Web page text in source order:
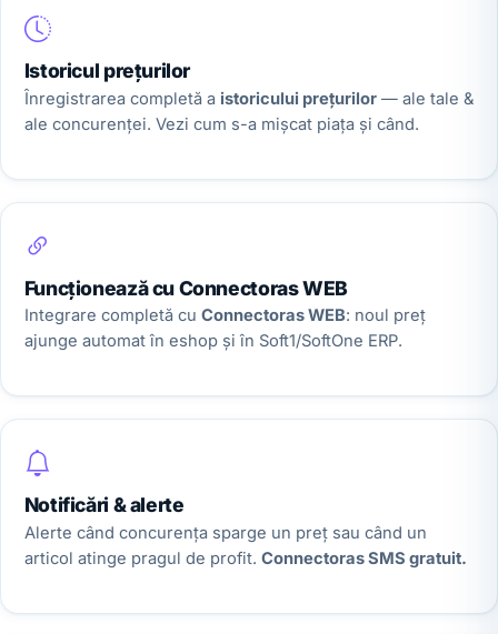
Istoricul prețurilor
Înregistrarea completă a istoricului prețurilor— ale tale &
ale concurenței. Vezi cum s-a mișcat piața și când.
Funcționează cu Connectoras WEB
Integrare completă cu Connectoras WEB: noul preț
ajunge automat în eshop și în Soft1/SoftOne ERP.
Notificări & alerte
Alerte când concurența sparge un preț sau când un
articol atinge pragul de profit. Connectoras SMS gratuit.